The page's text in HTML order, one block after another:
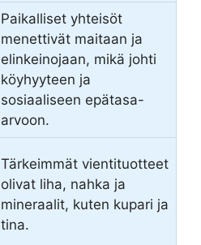
Paikalliset yhteisöt
menettivät maitaan ja
elinkeinojaan, mikä johti
köyhyyteen ja
sosiaaliseen epätasa-
arvoon.
Tärkeimmät vientituotteet
olivat liha, nahka ja
mineraalit, kuten kupari ja
tina.